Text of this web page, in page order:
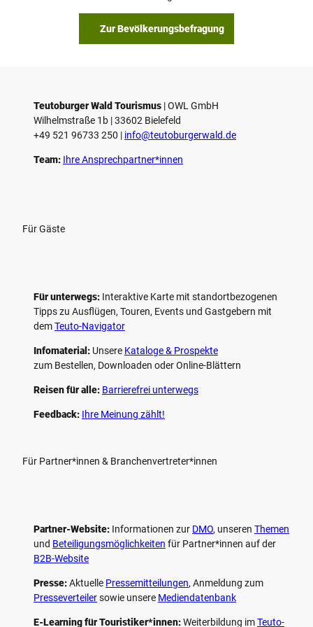
Zur Bevölkerungsbefragung
Teutoburger Wald Tourismus | ­OWL GmbH
Wilhelmstraße 1b | ­33602 Bielefeld
+49 521 96733 250 | ­info@teutoburgerwald.de
Team: Ihre Ansprechpartner*innen
Für Gäste
Für unterwegs: Interaktive Karte mit standort­bezogenen
Tipps zu Ausflügen, Touren, Events und Gastgebern mit
demTeuto-Navigator
Infomaterial: Unsere Kataloge & Prospekte
zum Bestellen, Downloaden oder Online-Blättern
Reisen für alle: Barrierefrei unterwegs
Feedback: Ihre Meinung zählt!
Für Partner*innen & Branchenvertreter*innen
Partner-Website: Informationen zur DMO, unseren ­ Themen
und Beteiligungs­möglichkeiten für Partner*innen auf der
B2B-Website
Presse:Aktuelle Pressemitteilungen, Anmeldung zum
Presseverteilersowie unsere Mediendatenbank
E-Learning für Touristiker*innen:Weiterbildung imTeuto-